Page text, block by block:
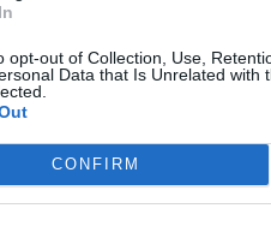
opt-out of Collection, Use,
Data that Is Unrelated with
CONFIRM